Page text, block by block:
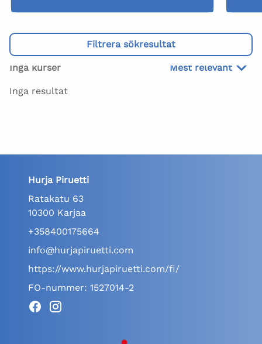
Filtrera sökresultat
Inga kurser Mest relevant
Inga resultat
Hurja Piruetti
Ratakatu 63
10300 Karjaa
+358400175664
info@hurjapiruetti.com
https://www.hurjapiruetti.com/fi/
FO-nummer: 1527014-2